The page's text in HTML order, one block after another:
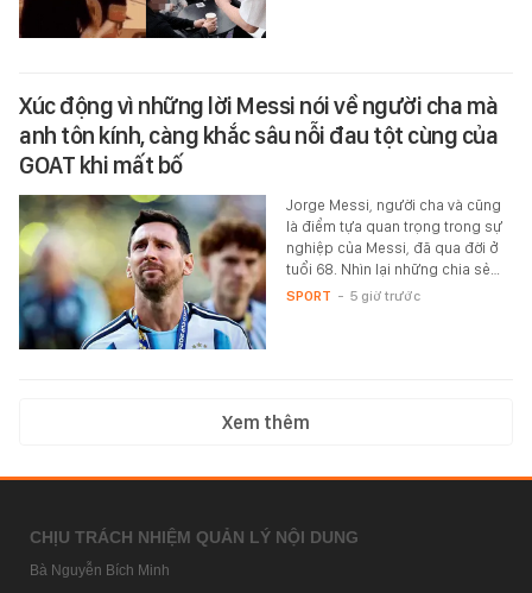
Xúc động vì những lời Messi nói về người cha mà
anh tôn kính, càng khắc sâu nỗi đau tột cùng của
GOAT khi mất bố
Jorge Messi, người cha và cũng
là điểm tựa quan trọng trong sự
nghiệp của Messi, đã qua đời ở
tuổi 68. Nhìn lại những chia sẻ…
SPORT - 5 giờ trước
Xem thêm
CHỊU TRÁCH NHIỆM QUẢN LÝ NỘI DUNG
Bà Nguyễn Bích Minh